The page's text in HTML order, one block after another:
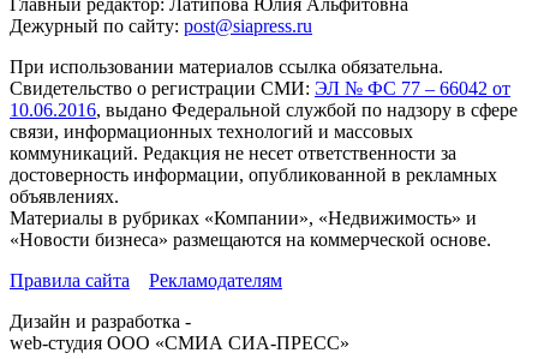
Дежурный по сайту: post@siapress.ru
При использовании материалов ссылка обязательна.
Свидетельство о регистрации СМИ: ЭЛ № ФС 77 – 66042 от
10.06.2016, выдано Федеральной службой по надзору в сфере
связи, информационных технологий и массовых
коммуникаций. Редакция не несет ответственности за
достоверность информации, опубликованной в рекламных
объявлениях.
Материалы в рубриках «Компании», «Недвижимость» и
«Новости бизнеса» размещаются на коммерческой основе.
Правила сайта
Рекламодателям
Дизайн и разработка -
web-студия ООО «СМИА СИА-ПРЕСС»